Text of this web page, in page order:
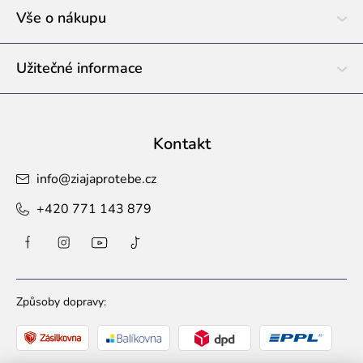
Vše o nákupu
Užitečné informace
Kontakt
info@ziajaprotebe.cz
+420 771 143 879
Způsoby dopravy: